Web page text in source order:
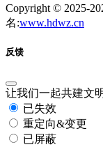
Copyright © 2025-
名:www.hdwz.cn
反馈
让我们一起共建文
已失效
重定向&变更
已屏蔽